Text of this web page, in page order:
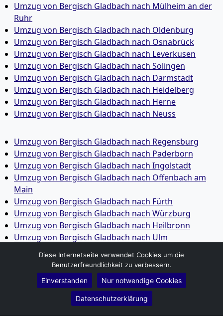
Umzug von Bergisch Gladbach nach Mülheim an der
Ruhr
Umzug von Bergisch Gladbach nach Oldenburg
Umzug von Bergisch Gladbach nach Osnabrück
Umzug von Bergisch Gladbach nach Leverkusen
Umzug von Bergisch Gladbach nach Solingen
Umzug von Bergisch Gladbach nach Darmstadt
Umzug von Bergisch Gladbach nach Heidelberg
Umzug von Bergisch Gladbach nach Herne
Umzug von Bergisch Gladbach nach Neuss
Umzug von Bergisch Gladbach nach Regensburg
Umzug von Bergisch Gladbach nach Paderborn
Umzug von Bergisch Gladbach nach Ingolstadt
Umzug von Bergisch Gladbach nach Offenbach am
Main
Umzug von Bergisch Gladbach nach Fürth
Umzug von Bergisch Gladbach nach Würzburg
Umzug von Bergisch Gladbach nach Heilbronn
Umzug von Bergisch Gladbach nach Ulm
Umzug von Bergisch Gladbach nach Wolfsburg
Umzug von Bergisch Gladbach nach Bottrop
Umzug von Bergisch Gladbach nach Göttingen
Umzug von Bergisch Gladbach nach Reutlingen
Umzug von Bergisch Gladbach nach Bremer­haven
Diese Internetseite verwendet Cookies um die
Benutzerfreundlichkeit zu verbessern.
Einverstanden Nur notwendige Cookies
Datenschutzerklärung